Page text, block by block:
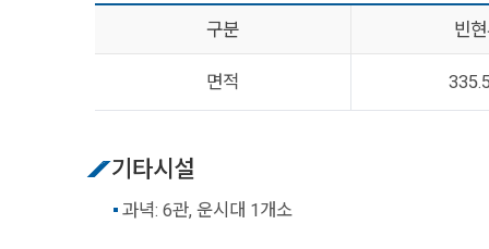
구분 빈
면적
기타시설
과녁: 6관, 운시대 1개소